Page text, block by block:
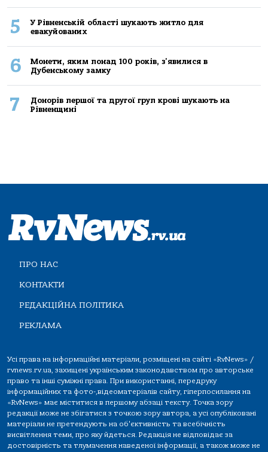
5
У Рівненській області шукають житло для
евакуйованих
6
Монети, яким понад 100 років, з'явилися в
Дубенському замку
7
Донорів першої та другої груп крові шукають на
Рівненщині
ПРО НАС
КОНТАКТИ
РЕДАКЦІЙНА ПОЛІТИКА
РЕКЛАМА
Усі права на інформаційні матеріали, розміщені на сайті «RvNews» /
rvnews.rv.ua, захищені українським законодавством про авторське
право та інші суміжні права. При використанні, передруку
інформаційних та фото-,відеоматеріалів сайту, гіперпосилання на
«RvNews» має міститися в першому абзаці тексту. Точка зору
редакції може не збігатися з точкою зору автора, а усі опубліковані
матеріали не претендують на об'єктивність та всебічність
висвітлення теми, про яку йдеться. Редакція не відповідає за
достовірність та тлумачення наведеної інформації, а також може не